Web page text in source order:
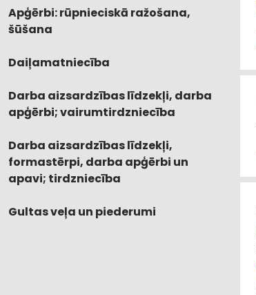
Apģērbi: rūpnieciskā ražošana,
šūšana
Daiļamatniecība
Darba aizsardzības līdzekļi, darba
apģērbi; vairumtirdzniecība
Darba aizsardzības līdzekļi,
formastērpi, darba apģērbi un
apavi; tirdzniecība
Gultas veļa un piederumi